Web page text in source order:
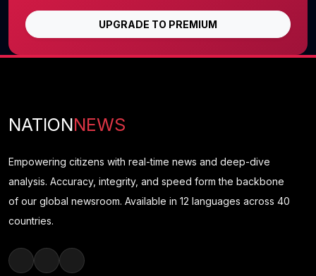
UPGRADE TO PREMIUM
NATIONNEWS
Empowering citizens with real-time news and deep-dive
analysis. Accuracy, integrity, and speed form the backbone
of our global newsroom. Available in 12 languages across 40
countries.